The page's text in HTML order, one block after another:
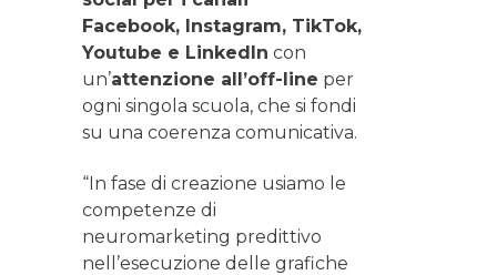
Facebook, Instagram, TikTok,
Youtube e LinkedIn con
un’attenzione all’off-line per
ogni singola scuola, che si fondi
su una coerenza comunicativa.
“In fase di creazione usiamo le
competenze di
neuromarketing predittivo
nell’esecuzione delle grafiche